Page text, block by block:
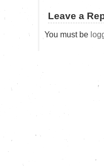
Leave a
You must be